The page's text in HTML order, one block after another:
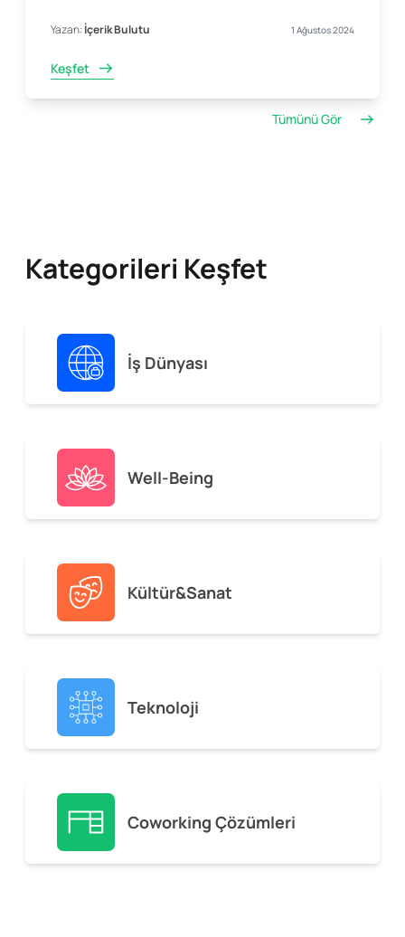
Yazan:İçerik Bulutu 1 Ağustos 2024
Keşfet
Tümünü Gör
Kategorileri Keşfet
İş Dünyası
Well-Being
Kültür&Sanat
Teknoloji
Coworking Çözümleri